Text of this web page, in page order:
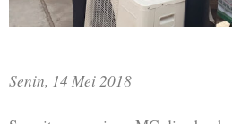
Senin, 14 Mei 2018